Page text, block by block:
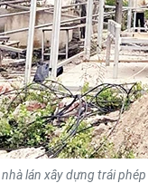
nhà lán xây dựng trái